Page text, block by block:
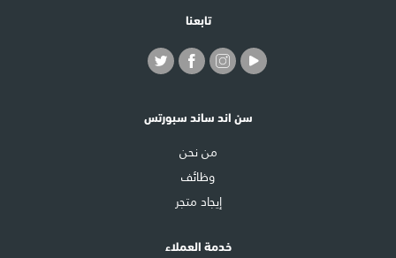
تابعنا
سن اند ساند سبورتس
من نحن
وظائف
إيجاد متجر
خدمة العملاء